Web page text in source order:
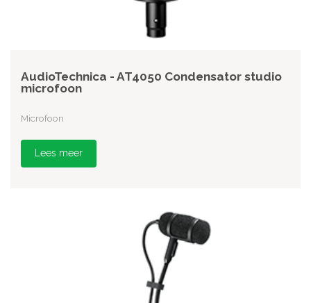
AudioTechnica - AT4050 Condensator studio
microfoon
Microfoon
Lees meer